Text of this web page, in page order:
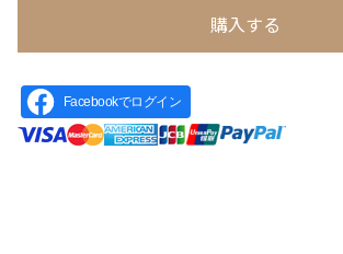
購入する
Facebookでログイン